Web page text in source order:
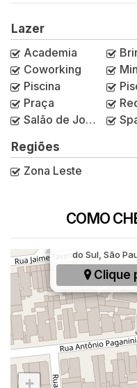
Lazer
Academia
Coworking
Piscina
Praça
Salão de Jogos
Regiões
Zona Leste
COMO
Rua Antônio
do Sul, São
Clique
+